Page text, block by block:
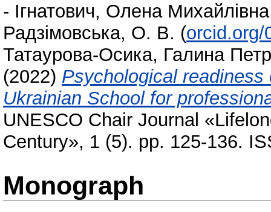
- Ігнатович, Олена Михайлівна
Радзімовська, О. В. (orcid.org/
Татаурова-Осика, Галина
(2022) Psychological
Ukrainian School for
UNESCO Chair Journal
Century», 1 (5). pp. 125-136.
Monograph